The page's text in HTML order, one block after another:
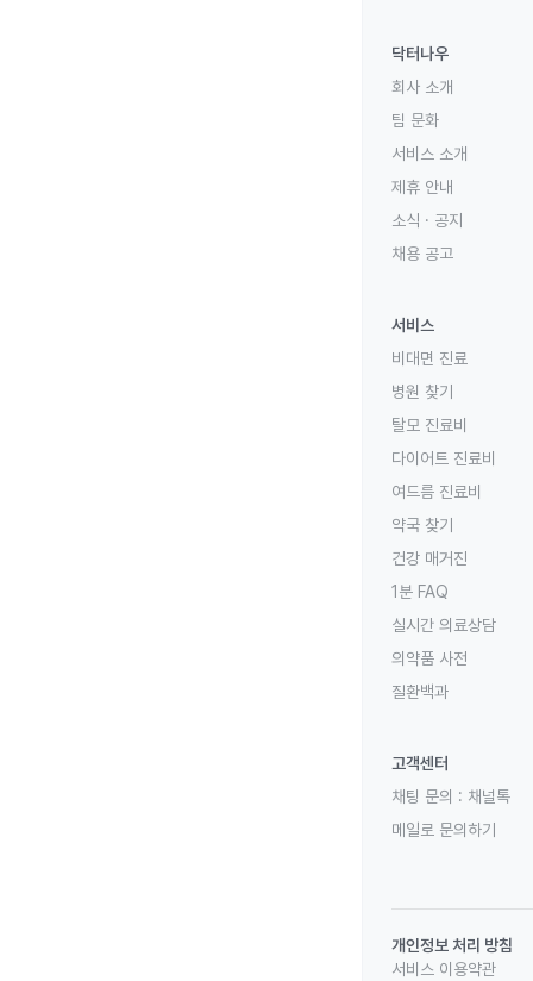
닥터나우
회사 소개
팀 문화
서비스 소개
제휴 안내
소식 · 공지
채용 공고
서비스
비대면 진료
병원 찾기
탈모 진료비
다이어트 진료비
여드름 진료비
약국 찾기
건강 매거진
1분 FAQ
실시간 의료상담
의약품 사전
질환백과
고객센터
채팅 문의 : 채널톡
메일로 문의하기
개인정보 처리 방침
서비스 이용약관